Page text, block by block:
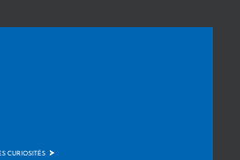
CURIOSITÉS >